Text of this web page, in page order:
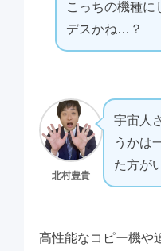
こっちの機種に
デスかね…？
北村豊貴
宇宙人
うかは
た方が
高性能なコピー機や